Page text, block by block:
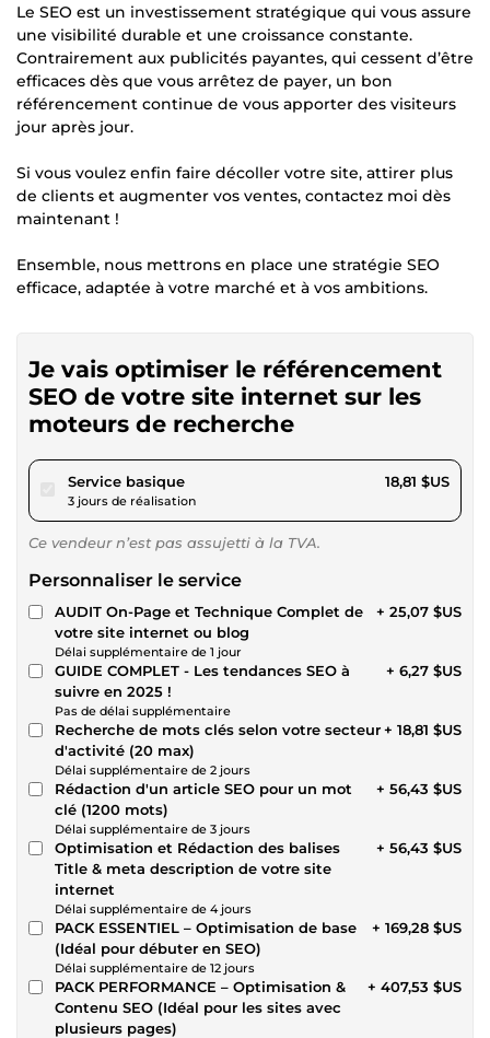
Le SEO est un investissement stratégique qui vous assure
une visibilité durable et une croissance constante.
Contrairement aux publicités payantes, qui cessent d’être
efficaces dès que vous arrêtez de payer, un bon
référencement continue de vous apporter des visiteurs
jour après jour.
Si vous voulez enfin faire décoller votre site, attirer plus
de clients et augmenter vos ventes, contactez moi dès
maintenant !
Ensemble, nous mettrons en place une stratégie SEO
efficace, adaptée à votre marché et à vos ambitions.
Je vais optimiser le référencement
SEO de votre site internet sur les
moteurs de recherche
Service basiquepour 17,34 $US
3 jours de réalisation
18,81 $US
Ce vendeur n’est pas assujetti à la TVA.
Personnaliser le service
AUDIT On-Page et Technique Complet de
votre site internet ou blog
Délai supplémentaire de 1 jour
+ 25,07 $US
GUIDE COMPLET - Les tendances SEO à
suivre en 2025 !
Pas de délai supplémentaire
+ 6,27 $US
Recherche de mots clés selon votre secteur
d'activité (20 max)
Délai supplémentaire de 2 jours
+ 18,81 $US
Rédaction d'un article SEO pour un mot
clé (1200 mots)
Délai supplémentaire de 3 jours
+ 56,43 $US
Optimisation et Rédaction des balises
Title & meta description de votre site
internet
Délai supplémentaire de 4 jours
+ 56,43 $US
PACK ESSENTIEL – Optimisation de base
(Idéal pour débuter en SEO)
Délai supplémentaire de 12 jours
+ 169,28 $US
PACK PERFORMANCE – Optimisation &
Contenu SEO (Idéal pour les sites avec
plusieurs pages)
+ 407,53 $US